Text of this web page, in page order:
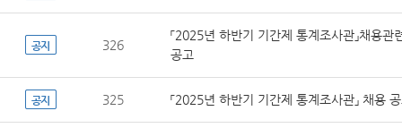
공지 326
「2025년 하반기 기간제 통계조사관」채용
공고
공지 325 「2025년 하반기 기간제 통계조사관」 채용